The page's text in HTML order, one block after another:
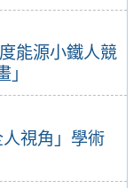
能源小鐵人競
視角」學術